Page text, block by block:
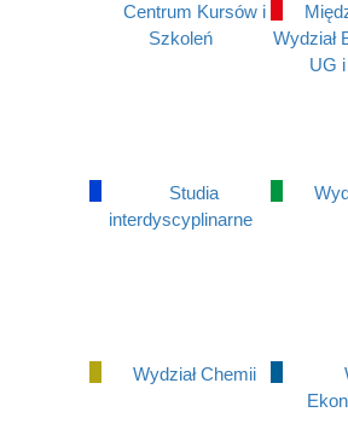
Centrum Kursów i
Szkoleń
Wydział
UG
Studia
interdyscyplinarne
Wydział Chemii